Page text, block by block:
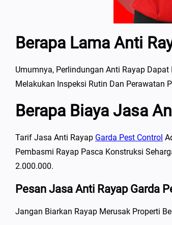
Berapa Lama Anti
Umumnya, Perlindungan Anti Rayap
Melakukan Inspeksi Rutin Dan Perawatan
Berapa Biaya Jasa
Tarif Jasa Anti Rayap Garda Pest Control
Pembasmi Rayap Pasca Konstruksi
2.000.000.
Pesan Jasa Anti Rayap Garda
Jangan Biarkan Rayap Merusak Properti